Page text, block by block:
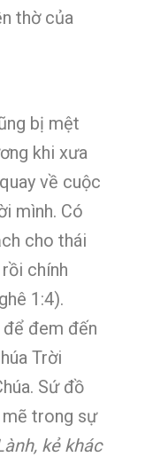
thờ của
bị mệt
khi xưa
về cuộc
mình. Có
cho thái
chính
1:4).
để đem đến
Trời
Sứ đồ
mẽ trong sự
kẻ khác